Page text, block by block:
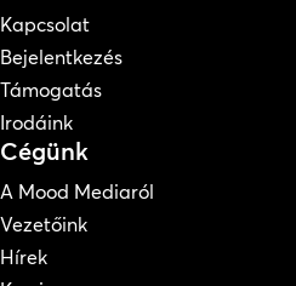
Kapcsolat
Bejelentkezés
Támogatás
Irodáink
Cégünk
A Mood Mediaról
Vezetőink
Hírek